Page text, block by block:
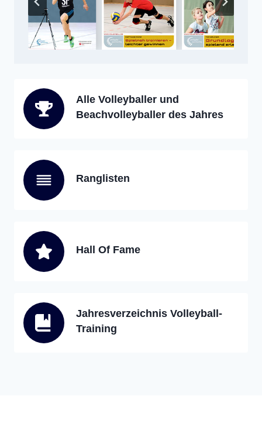
Alle Volleyballer und
Beachvolleyballer des Jahres
Ranglisten
Hall Of Fame
Jahresverzeichnis Volleyball-
Training